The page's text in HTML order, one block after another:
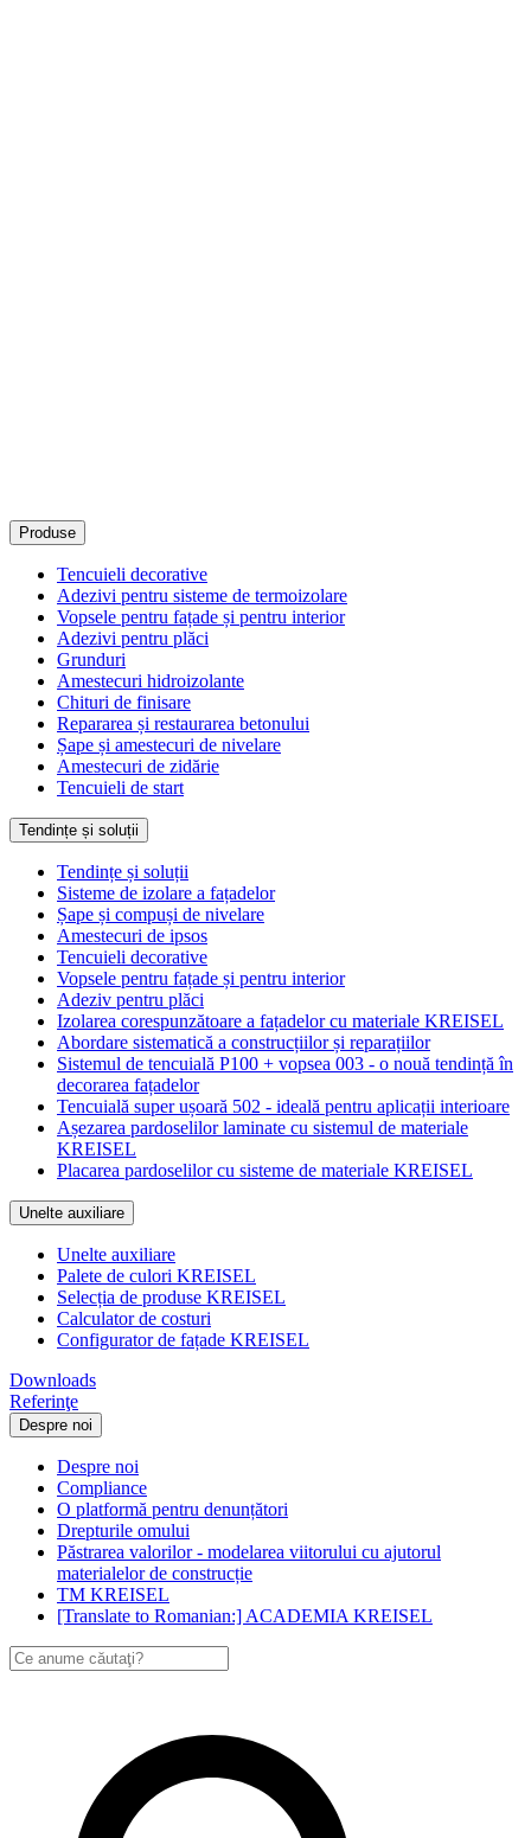
Produse
Tencuieli decorative
Adezivi pentru sisteme de termoizolare
Vopsele pentru fațade și pentru interior
Adezivi pentru plăci
Grunduri
Amestecuri hidroizolante
Chituri de finisare
Repararea și restaurarea betonului
Șape și amestecuri de nivelare
Amestecuri de zidărie
Tencuieli de start
Tendințe și soluții
Tendințe și soluții
Sisteme de izolare a fațadelor
Șape și compuși de nivelare
Amestecuri de ipsos
Tencuieli decorative
Vopsele pentru fațade și pentru interior
Adeziv pentru plăci
Izolarea corespunzătoare a fațadelor cu materiale KREISEL
Abordare sistematică a construcțiilor și reparațiilor
Sistemul de tencuială P100 + vopsea 003 - o nouă tendință în
decorarea fațadelor
Tencuială super ușoară 502 - ideală pentru aplicații interioare
Așezarea pardoselilor laminate cu sistemul de materiale
KREISEL
Placarea pardoselilor cu sisteme de materiale KREISEL
Unelte auxiliare
Unelte auxiliare
Palete de culori KREISEL
Selecția de produse KREISEL
Calculator de costuri
Configurator de fațade KREISEL
Downloads
Referinţe
Despre noi
Despre noi
Compliance
O platformă pentru denunțători
Drepturile omului
Păstrarea valorilor - modelarea viitorului cu ajutorul
materialelor de construcție
ТМ KREISEL
[Translate to Romanian:] ACADEMIA KREISEL